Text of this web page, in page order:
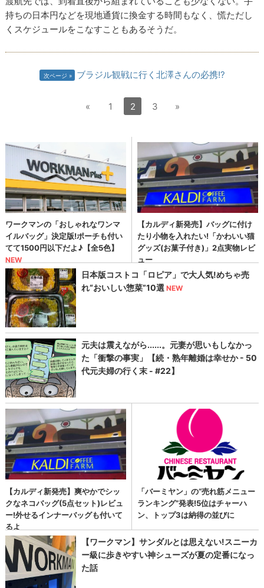
持ちの日本円などを現地通貨に換金する時間もなく、慌ただし
くスケジュールをこなすこともあるそうだ。
次ページ ブラジル観戦に行く北澤さんの必携!?
« 1 2 3 »